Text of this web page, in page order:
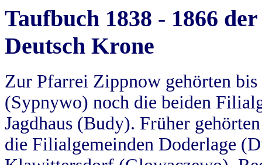
Taufbuch 1838 - 1866
Deutsch Krone
Zur Pfarrei Zippnow gehörten
(Sypnywo) noch die beiden
Jagdhaus (Budy). Früher
die Filialgemeinden Doderlage